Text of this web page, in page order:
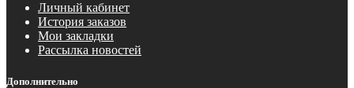
Личный кабинет
История заказов
Мои закладки
Рассылка новостей
Дополнительно